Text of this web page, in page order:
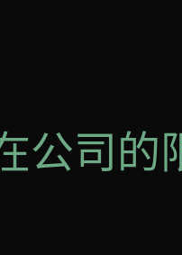
公司的